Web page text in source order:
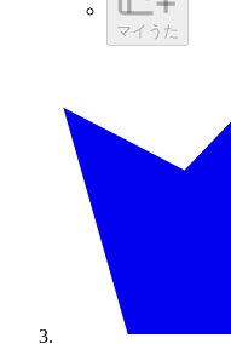
マイうた